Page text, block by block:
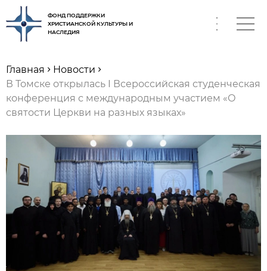
ФОНД ПОДДЕРЖКИ
ХРИСТИАНСКОЙ КУЛЬТУРЫ И
НАСЛЕДИЯ
Главная
Новости
В Томске открылась I Всероссийская студенческая
конференция с международным участием «О
святости Церкви на разных языках»